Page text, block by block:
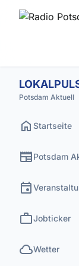
Potsdam Aktuell
home Startseite
newspaperPotsdam
event
workJobticker
cloudWetter